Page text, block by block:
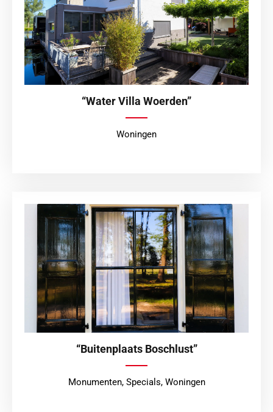
“Water Villa Woerden”
Woningen
“Buitenplaats Boschlust”
Monumenten, Specials, Woningen